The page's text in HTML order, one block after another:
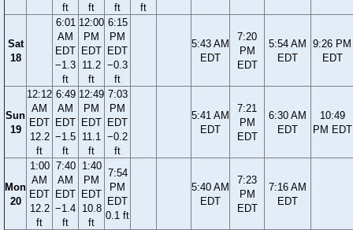
ft
ft
ft
ft
Sat
18
6:01
AM
EDT
−1.3
ft
12:00
PM
EDT
11.2
ft
6:15
PM
EDT
−0.3
ft
5:43 AM
EDT
7:20
PM
EDT
5:54 AM
EDT
9:26 PM
EDT
Sun
19
12:12
AM
EDT
12.2
ft
6:49
AM
EDT
−1.5
ft
12:49
PM
EDT
11.1
ft
7:03
PM
EDT
−0.2
ft
5:41 AM
EDT
7:21
PM
EDT
6:30 AM
EDT
10:49
PM EDT
Mon
20
1:00
AM
EDT
12.2
ft
7:40
AM
EDT
−1.4
ft
1:40
PM
EDT
10.8
ft
7:54
PM
EDT
0.1 ft
5:40 AM
EDT
7:23
PM
EDT
7:16 AM
EDT